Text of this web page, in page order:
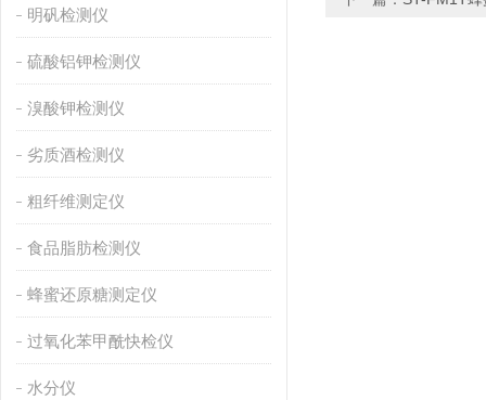
明矾检测仪
硫酸铝钾检测仪
溴酸钾检测仪
劣质酒检测仪
粗纤维测定仪
食品脂肪检测仪
蜂蜜还原糖测定仪
过氧化苯甲酰快检仪
水分仪